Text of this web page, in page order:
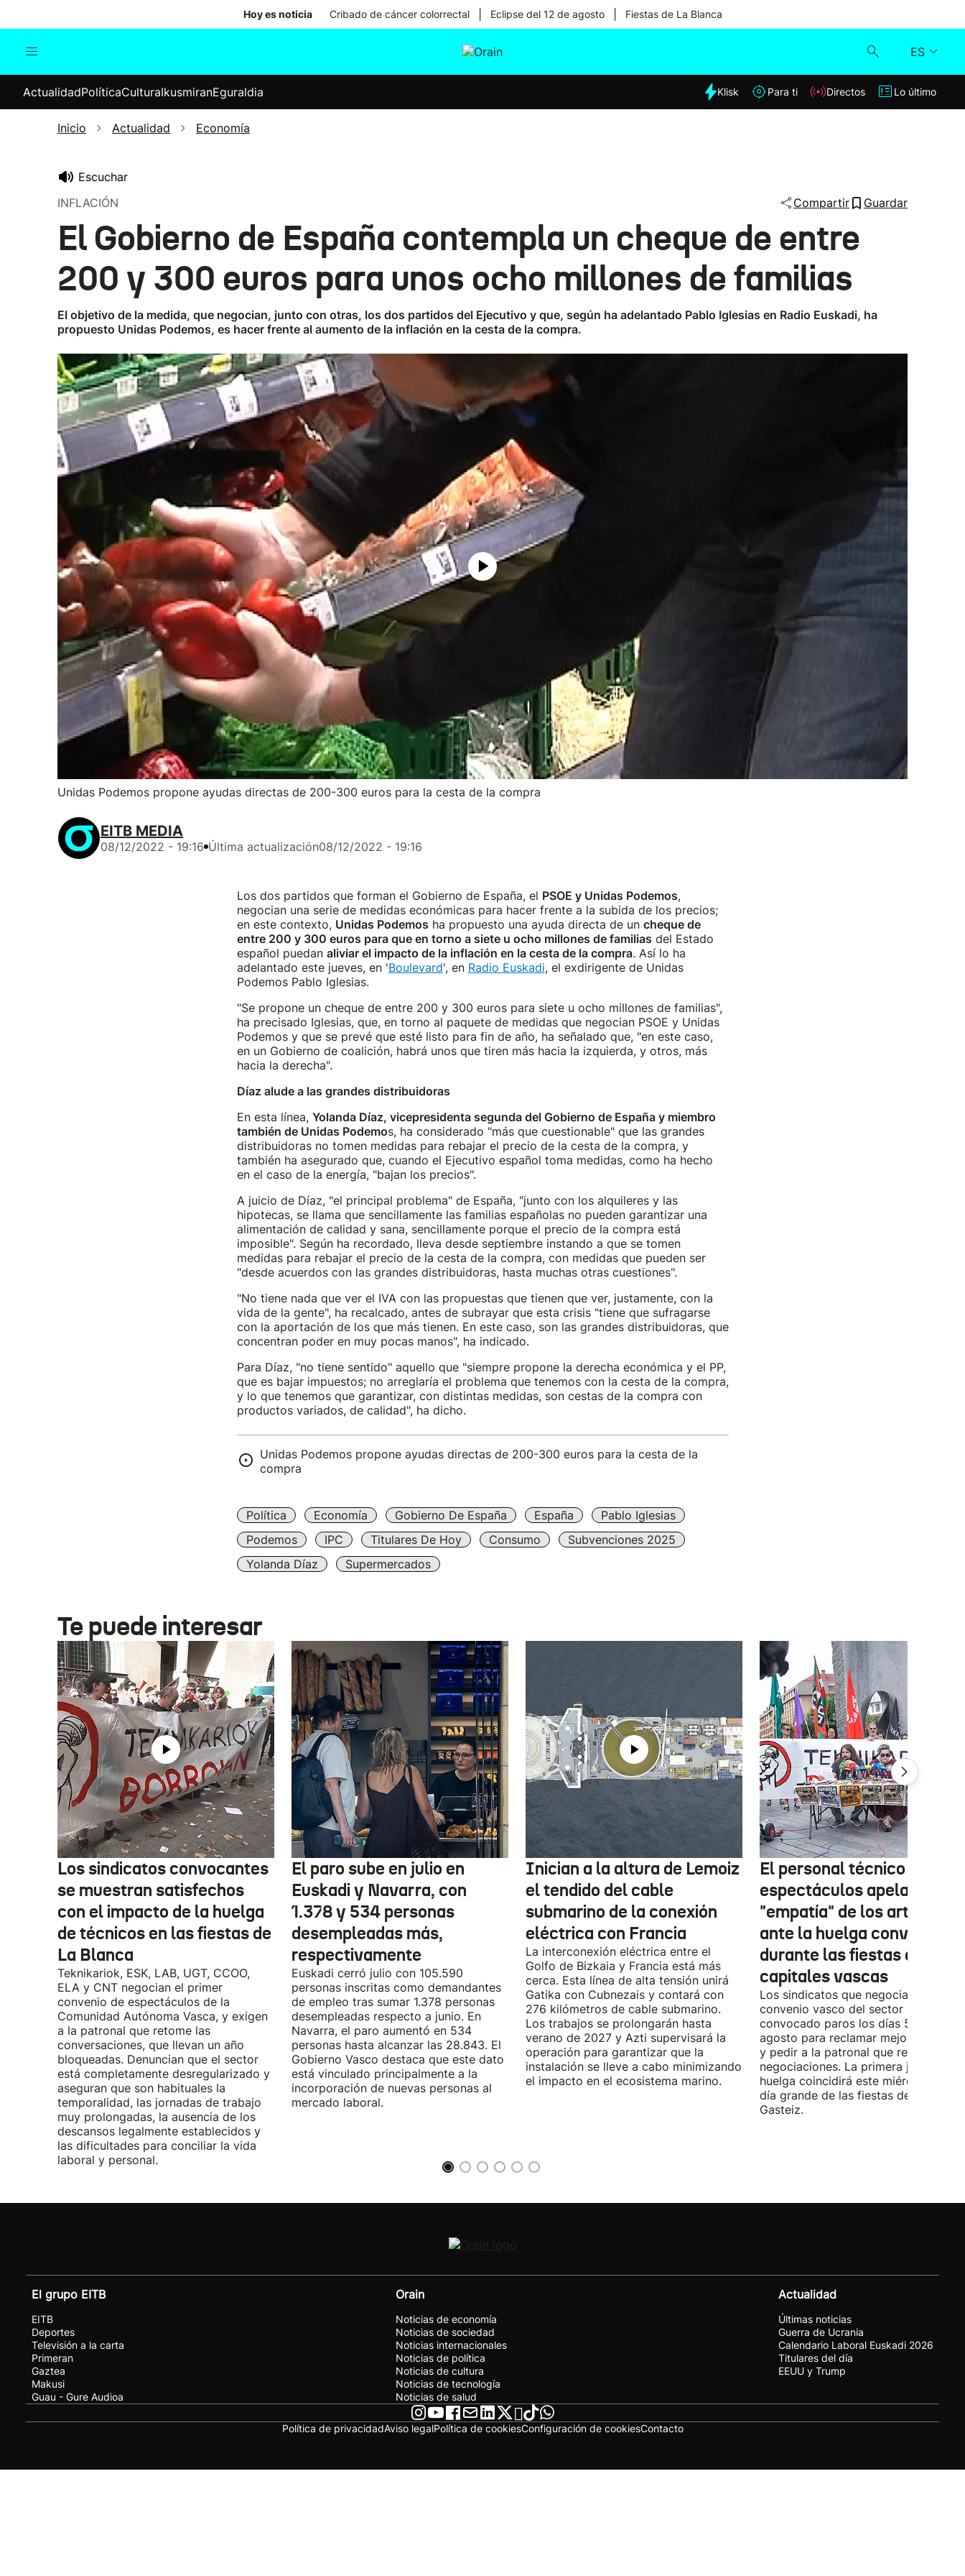
Hoy es noticia Cribado de cáncer colorrectal Eclipse del 12 de agosto Fiestas de La Blanca
ES
Internacional
Elecciones
Klisk
ActualidadPolíticaCulturaIkusmiranEguraldia Klisk Para ti Directos Lo último
Inicio Actualidad Economía
Escuchar
INFLACIÓN
Compartir Guardar
El Gobierno de España contempla un cheque de entre
200 y 300 euros para unos ocho millones de familias
El objetivo de la medida, que negocian, junto con otras, los dos partidos del Ejecutivo y que, según ha adelantado Pablo Iglesias en Radio Euskadi, ha
propuesto Unidas Podemos, es hacer frente al aumento de la inflación en la cesta de la compra.
Unidas Podemos propone ayudas directas de 200-300 euros para la cesta de la compra
EITB MEDIA
08/12/2022 - 19:16 Última actualización08/12/2022 - 19:16
Los dos partidos que forman el Gobierno de España, el PSOE y Unidas Podemos,
negocian una serie de medidas económicas para hacer frente a la subida de los precios;
en este contexto, Unidas Podemos ha propuesto una ayuda directa de un cheque de
entre 200 y 300 euros para que en torno a siete u ocho millones de familias del Estado
español puedan aliviar el impacto de la inflación en la cesta de la compra. Así lo ha
adelantado este jueves, en 'Boulevard', en Radio Euskadi, el exdirigente de Unidas
Podemos Pablo Iglesias.
"Se propone un cheque de entre 200 y 300 euros para siete u ocho millones de familias",
ha precisado Iglesias, que, en torno al paquete de medidas que negocian PSOE y Unidas
Podemos y que se prevé que esté listo para fin de año, ha señalado que, "en este caso,
en un Gobierno de coalición, habrá unos que tiren más hacia la izquierda, y otros, más
hacia la derecha".
Díaz alude a las grandes distribuidoras
En esta línea, Yolanda Díaz, vicepresidenta segunda del Gobierno de España y miembro
también de Unidas Podemos, ha considerado "más que cuestionable" que las grandes
distribuidoras no tomen medidas para rebajar el precio de la cesta de la compra, y
también ha asegurado que, cuando el Ejecutivo español toma medidas, como ha hecho
en el caso de la energía, "bajan los precios".
A juicio de Díaz, "el principal problema" de España, "junto con los alquileres y las
hipotecas, se llama que sencillamente las familias españolas no pueden garantizar una
alimentación de calidad y sana, sencillamente porque el precio de la compra está
imposible". Según ha recordado, lleva desde septiembre instando a que se tomen
medidas para rebajar el precio de la cesta de la compra, con medidas que pueden ser
"desde acuerdos con las grandes distribuidoras, hasta muchas otras cuestiones".
"No tiene nada que ver el IVA con las propuestas que tienen que ver, justamente, con la
vida de la gente", ha recalcado, antes de subrayar que esta crisis "tiene que sufragarse
con la aportación de los que más tienen. En este caso, son las grandes distribuidoras, que
concentran poder en muy pocas manos", ha indicado.
Para Díaz, "no tiene sentido" aquello que "siempre propone la derecha económica y el PP,
que es bajar impuestos; no arreglaría el problema que tenemos con la cesta de la compra,
y lo que tenemos que garantizar, con distintas medidas, son cestas de la compra con
productos variados, de calidad", ha dicho.
Unidas Podemos propone ayudas directas de 200-300 euros para la cesta de la
compra
Política Economía Gobierno De España España
Pablo Iglesias
Podemos
IPC Titulares De Hoy Consumo
Subvenciones 2025
Yolanda Díaz
Supermercados
Te puede interesar
Los sindicatos convocantes
se muestran satisfechos
con el impacto de la huelga
de técnicos en las fiestas de
La Blanca
Teknikariok, ESK, LAB, UGT, CCOO,
ELA y CNT negocian el primer
convenio de espectáculos de la
Comunidad Autónoma Vasca, y exigen
a la patronal que retome las
conversaciones, que llevan un año
bloqueadas. Denuncian que el sector
está completamente desregularizado y
aseguran que son habituales la
temporalidad, las jornadas de trabajo
muy prolongadas, la ausencia de los
descansos legalmente establecidos y
las dificultades para conciliar la vida
laboral y personal.
El paro sube en julio en
Euskadi y Navarra, con
1.378 y 534 personas
desempleadas más,
respectivamente
Euskadi cerró julio con 105.590
personas inscritas como demandantes
de empleo tras sumar 1.378 personas
desempleadas respecto a junio. En
Navarra, el paro aumentó en 534
personas hasta alcanzar las 28.843. El
Gobierno Vasco destaca que este dato
está vinculado principalmente a la
incorporación de nuevas personas al
mercado laboral.
Inician a la altura de Lemoiz
el tendido del cable
submarino de la conexión
eléctrica con Francia
La interconexión eléctrica entre el
Golfo de Bizkaia y Francia está más
cerca. Esta línea de alta tensión unirá
Gatika con Cubnezais y contará con
276 kilómetros de cable submarino.
Los trabajos se prolongarán hasta
verano de 2027 y Azti supervisará la
operación para garantizar que la
instalación se lleve a cabo minimizando
el impacto en el ecosistema marino.
El personal técnico de
espectáculos apela a la
"empatía" de los artistas
ante la huelga convocada
durante las fiestas de las
capitales vascas
Los sindicatos que negocian el
convenio vasco del sector han
convocado paros los días 5, 14 y 26
agosto para reclamar mejoras
y pedir a la patronal que retome las
negociaciones. La primera jornada de
huelga coincidirá este miércoles con
día grande de las fiestas de Vitoria-
Gasteiz.
El grupo EITB
EITB
Deportes
Televisión a la carta
Primeran
Gaztea
Makusi
Guau - Gure Audioa
Orain
Noticias de economía
Noticias de sociedad
Noticias internacionales
Noticias de política
Noticias de cultura
Noticias de tecnología
Noticias de salud
Actualidad
Últimas noticias
Guerra de Ucrania
Calendario Laboral Euskadi 2026
Titulares del día
EEUU y Trump
Política de privacidadAviso legalPolítica de cookiesConfiguración de cookiesContacto